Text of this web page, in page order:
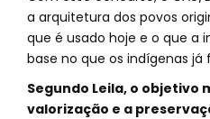
a arquitetura dos povos
que é usado hoje e o que a
base no que os indígenas já
Segundo Leila, o objetivo
valorização e a